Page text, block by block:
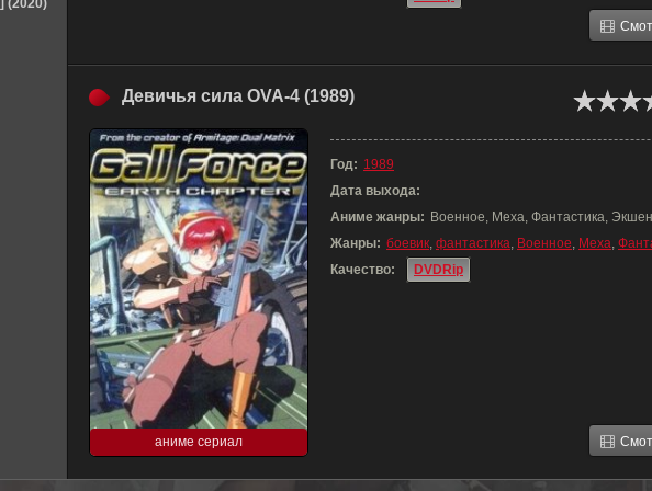
Девичья сила OVA-4 (1989)
аниме сериал
Год: 1989
Дата выхода:
Аниме жанры: Военное, Меха, Фантастика, Экшен
Жанры: боевик, фантастика, Военное, Меха,
Качество:
DVDRip